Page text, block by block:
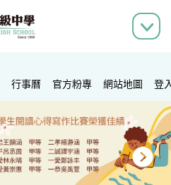
行事曆 官方粉專 網站地圖 登